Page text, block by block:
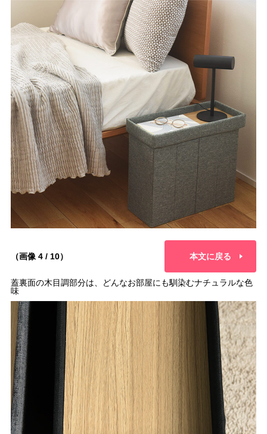
（画像 4 / 10） 本文に戻る
蓋裏面の木目調部分は、どんなお部屋にも馴染むナチュラルな色
味